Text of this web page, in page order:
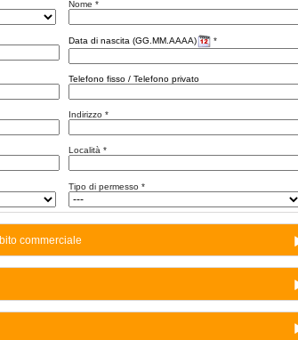
Nome *
Data di nascita (GG.MM.AAAA) *
Telefono fisso / Telefono privato
Indirizzo *
Località *
Tipo di permesso *
commerciale